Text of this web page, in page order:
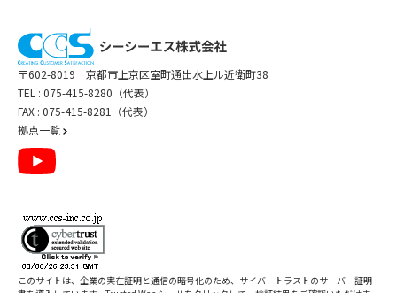
〒602-8019 京都市上京区室町通出水上ル近衛町38
TEL : 075-415-8280（代表）
FAX : 075-415-8281（代表）
拠点一覧
このサイトは、企業の実在証明と通信の暗号化のため、サイバートラストのサーバー証明